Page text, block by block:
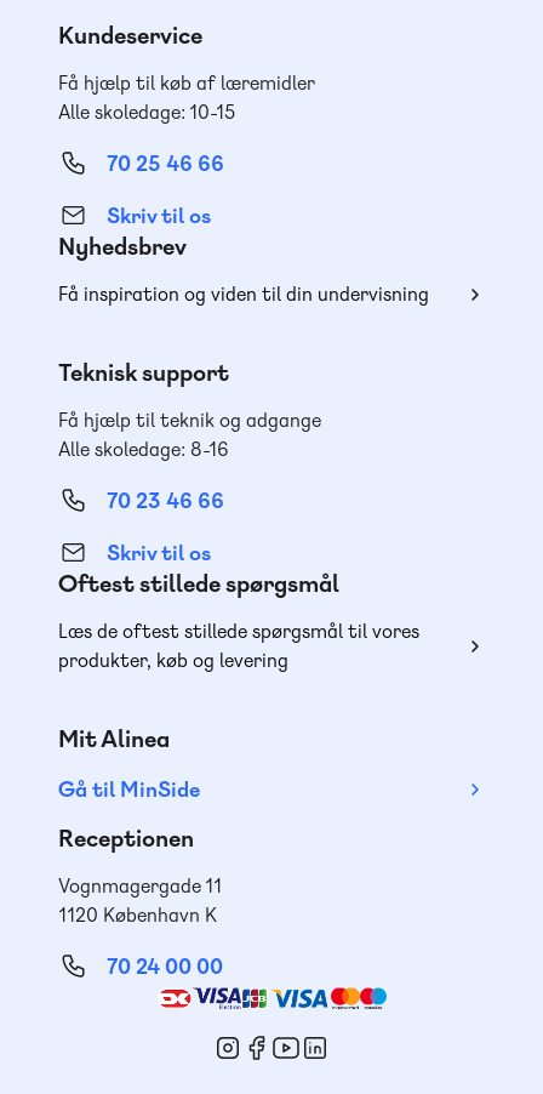
Kundeservice
Få hjælp til køb af læremidler
Alle skoledage: 10-15
70 25 46 66
Skriv til os
Nyhedsbrev
Få inspiration og viden til din undervisning
Teknisk support
Få hjælp til teknik og adgange
Alle skoledage: 8-16
70 23 46 66
Skriv til os
Oftest stillede spørgsmål
Læs de oftest stillede spørgsmål til vores
produkter, køb og levering
Mit Alinea
Gå til MinSide
Receptionen
Vognmagergade 11
1120 København K
70 24 00 00